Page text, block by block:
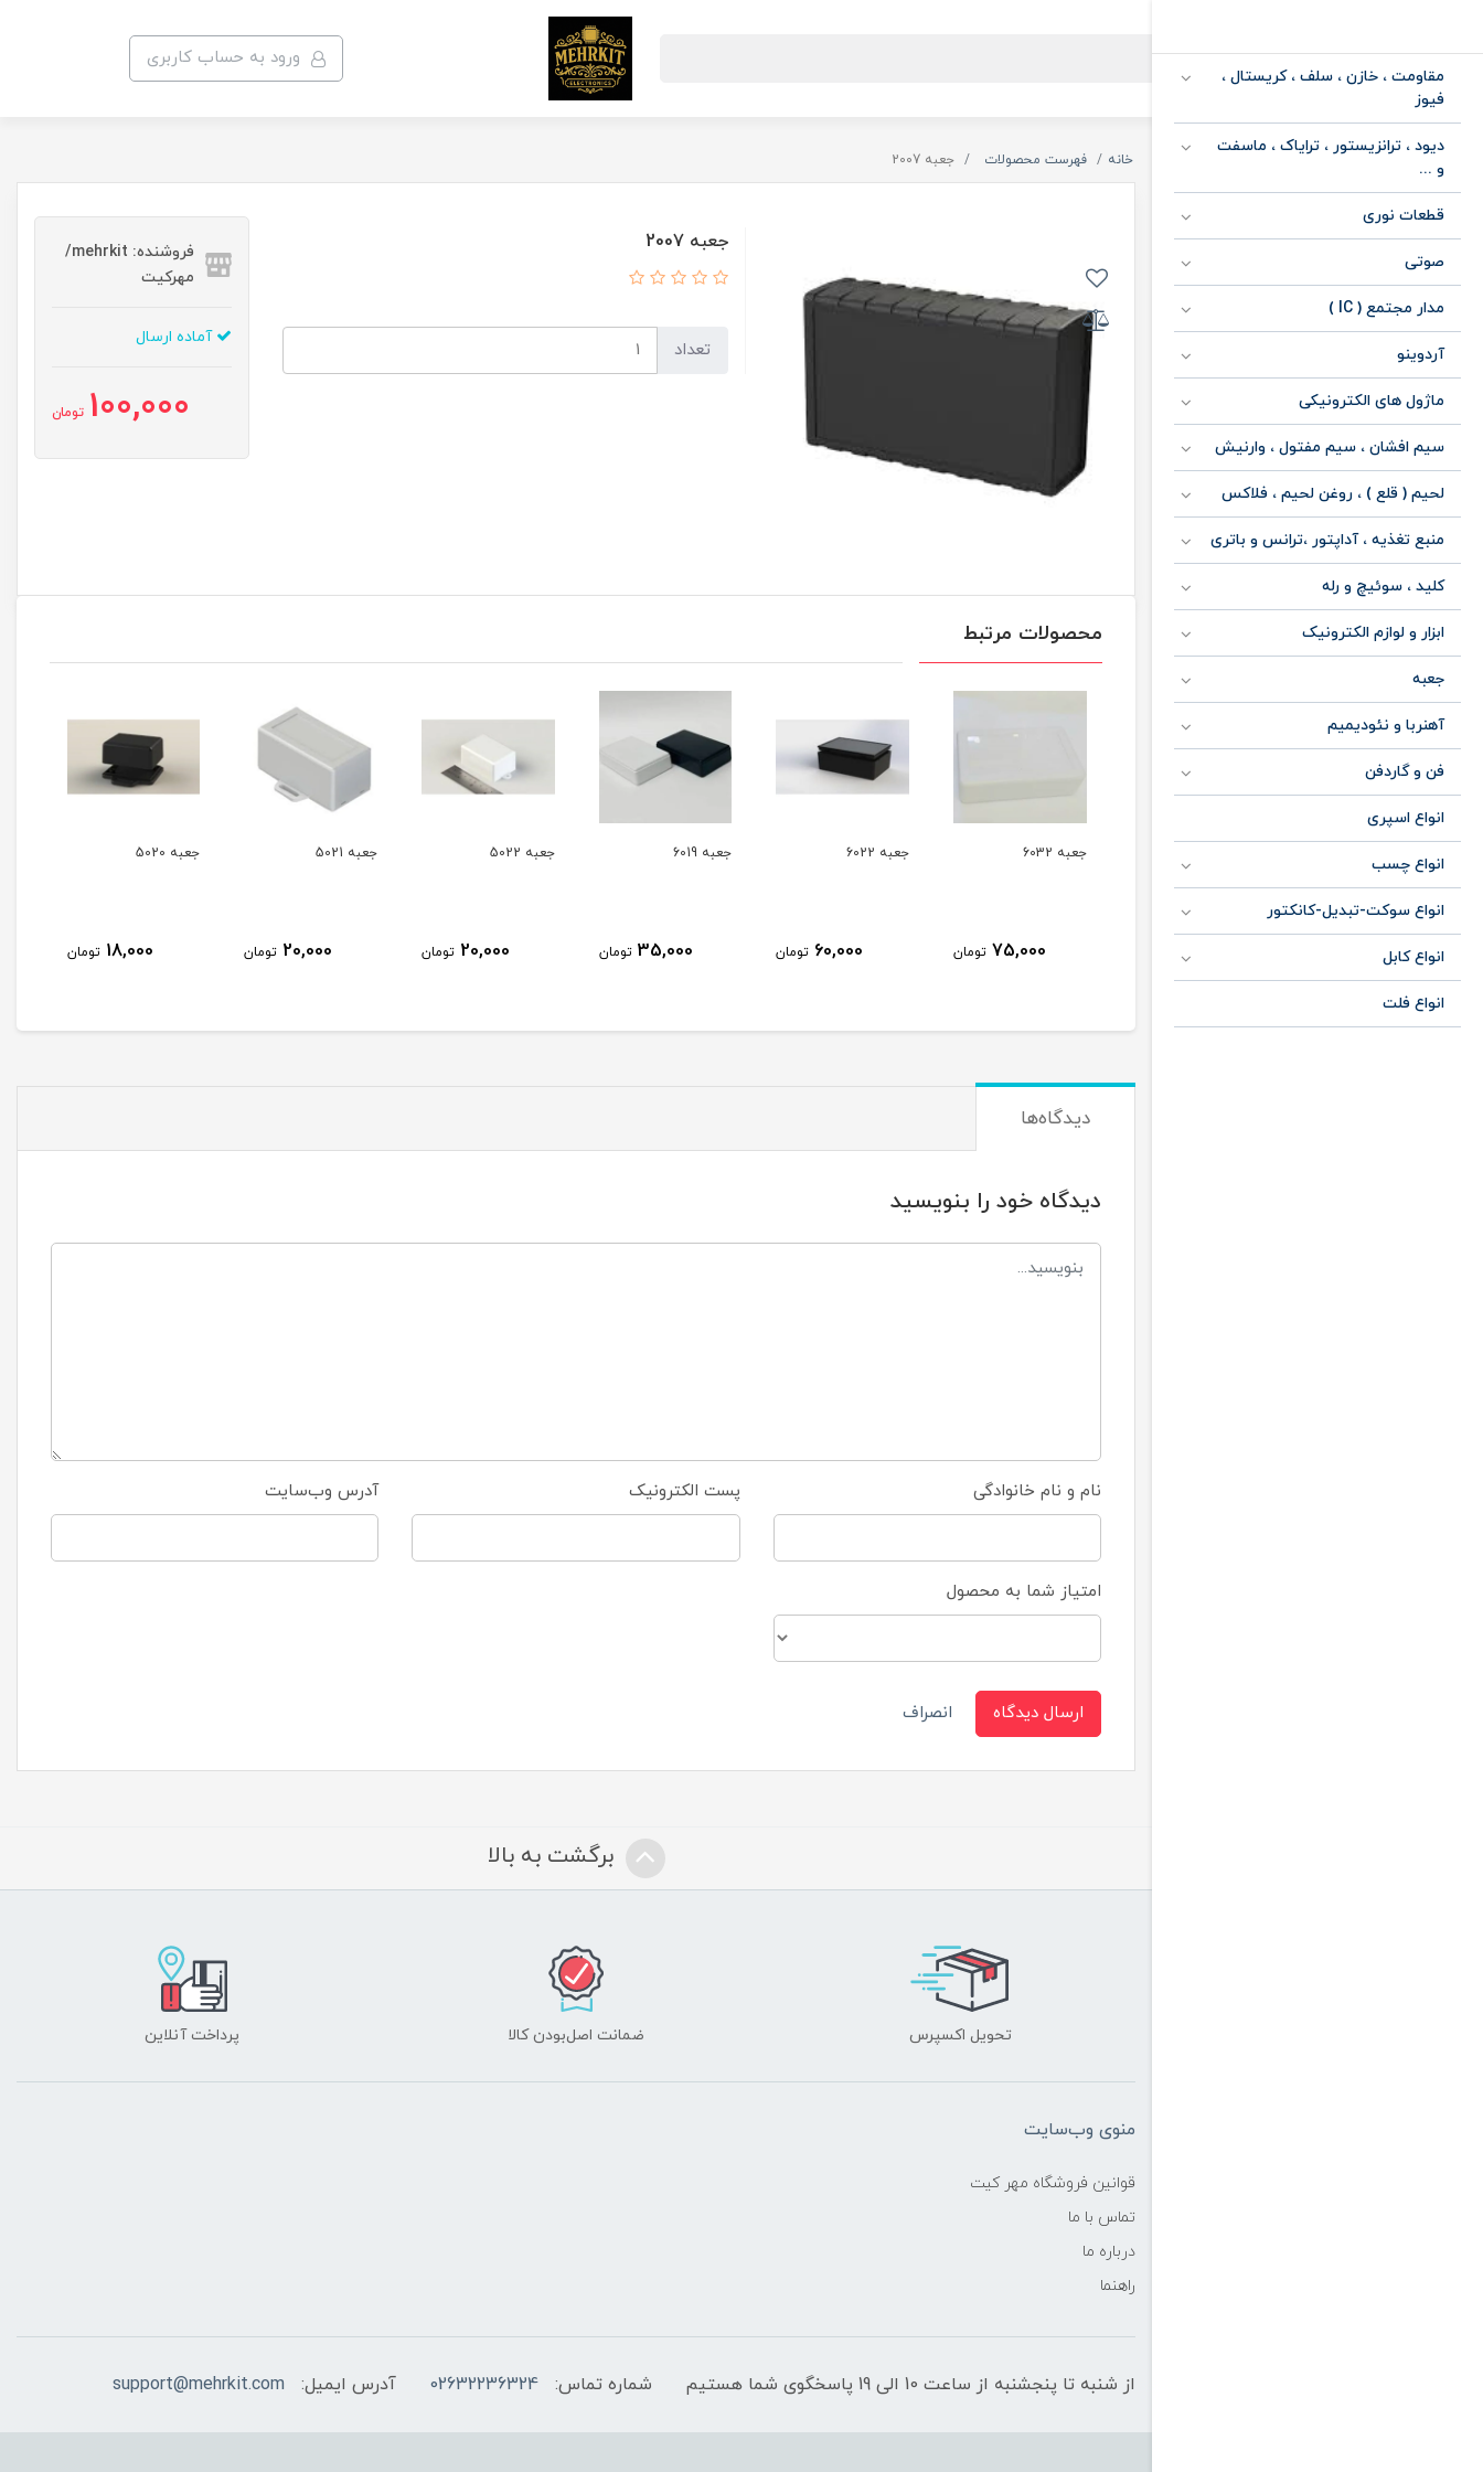
ورود به حساب کاربری
مقاومت ، خازن ، سلف ، کریستال ،
فیوز
دیود ، ترانزیستور ، ترایاک ، ماسفت
و ...
قطعات نوری
صوتی
مدار مجتمع ( IC )
آردوینو
ماژول های الکترونیکی
سیم افشان ، سیم مفتول ، وارنیش
لحیم ( قلع ) ، روغن لحیم ، فلاکس
منبع تغذیه ، آداپتور ،ترانس و باتری
کلید ، سوئیچ و رله
ابزار و لوازم الکترونیک
جعبه
آهنربا و نئودیمیم
فن و گاردفن
انواع اسپری
انواع چسب
انواع سوکت-تبدیل-کانکتور
انواع کابل
انواع فلت
خانه فهرست محصولات جعبه 2007
جعبه 2007
تعداد
فروشنده: mehrkit/
مهرکیت
آماده ارسال
100,000 تومان
محصولات مرتبط
75,000
جعبه 6022
60,000 تومان
جعبه 6019
35,000 تومان
جعبه 5022
20,000 تومان
جعبه 5021
20,000 تومان
جعبه 5020
18,000 تومان
جعبه 6010
45,000 تومان
دیدگاه‌ها
دیدگاه خود را بنویسید
نام و نام خانوادگی پست الکترونیک آدرس وب‌سایت
امتیاز شما به محصول
ارسال دیدگاه انصراف
برگشت به بالا
تحویل اکسپرس ضمانت اصل‌بودن کالا پرداخت آنلاین
منوی وب‌سایت
قوانین فروشگاه مهر کیت
تماس با ما
درباره ما
راهنما
از شنبه تا پنجشنبه از ساعت 10 الی 19 پاسخگوی شما هستیم شماره تماس: 02632236324 آدرس ایمیل: support@mehrkit.com